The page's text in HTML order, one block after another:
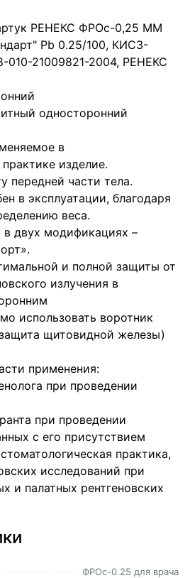
РЕНЕКС ФРОс-0,25 ММ
Pb 0.25/100, КИСЗ-
010-21009821-2004, РЕНЕКС
односторонний
в
изделие.
передней части тела.
в эксплуатации, благодаря
веса.
в двух модификациях –
и полной защиты от
излучения в
использовать воротник
щитовидной железы)
применения:
при проведении
при проведении
с его присутствием
практика,
исследований при
и палатных рентгеновских
ФРОс-0.25 для врача